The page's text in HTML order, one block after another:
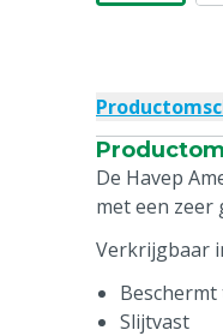
De Havep
met een zeer
Verkrijgbaar
Slijtvast